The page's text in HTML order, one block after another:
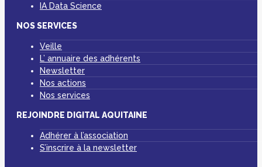
IA Data Science
NOS SERVICES
Veille
L’ annuaire des adhérents
Newsletter
Nos actions
Nos services
REJOINDRE DIGITAL AQUITAINE
Adhérer à l’association
S’inscrire à la newsletter